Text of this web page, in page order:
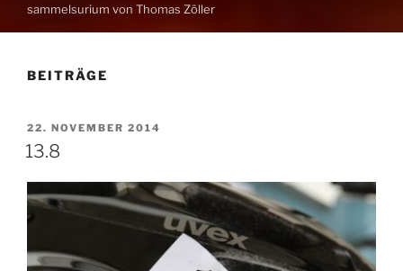
sammelsurium von Thomas Zöller
BEITRÄGE
VERÖFFENTLICHT
AM
22. NOVEMBER 2014
13.8